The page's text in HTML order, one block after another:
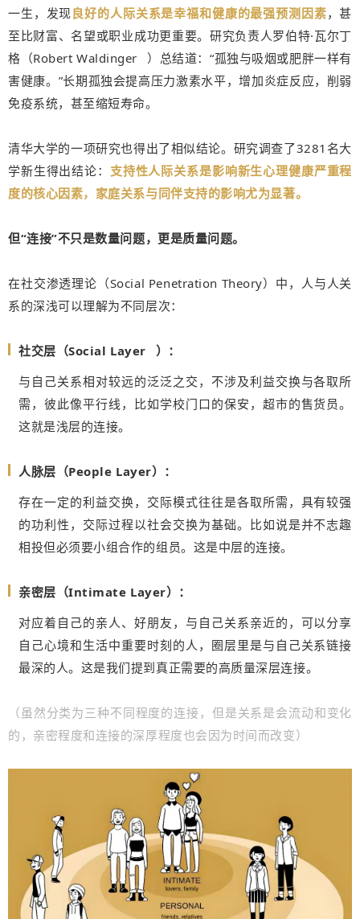
一生，发现良好的人际关系是幸福和健康的最强预测因素，甚
至比财富、名望或职业成功更重要。研究负责人罗伯特·瓦尔丁
格（Robert Waldinger
）总结道：“孤独与吸烟或肥胖一样有
害健康。”长期孤独会提高压力激素水平，增加炎症反应，削弱
免疫系统，甚至缩短寿命。
清华大学的一项研究也得出了相似结论。研究调查了3281名大
学新生得出结论： 支持性人际关系是影响新生心理健康严重程
度的核心因素，家庭关系与同伴支持的影响尤为显著。
但“连接”不只是数量问题，更是质量问题。
在社交渗透理论（Social Penetration Theory）中，人与人关
系的深浅可以理解为不同层次：
社交层（Social Layer
）：
与自己关系相对较远的泛泛之交，不涉及利益交换与各取所
需，彼此像平行线，比如学校门口的保安，超市的售货员。
这就是浅层的连接。
人脉层（People Layer）：
存在一定的利益交换，交际模式往往是各取所需，具有较强
的功利性，交际过程以社会交换为基础。比如说是并不志趣
相投但必须要小组合作的组员。这是中层的连接。
亲密层（Intimate Layer）：
对应着自己的亲人、好朋友，与自己关系亲近的，可以分享
自己心境和生活中重要时刻的人，圈层里是与自己关系链接
最深的人。这是我们提到真正需要的高质量深层连接。
（虽然分类为三种不同程度的连接，但是关系是会流动和变化
的，亲密程度和连接的深厚程度也会因为时间而改变）